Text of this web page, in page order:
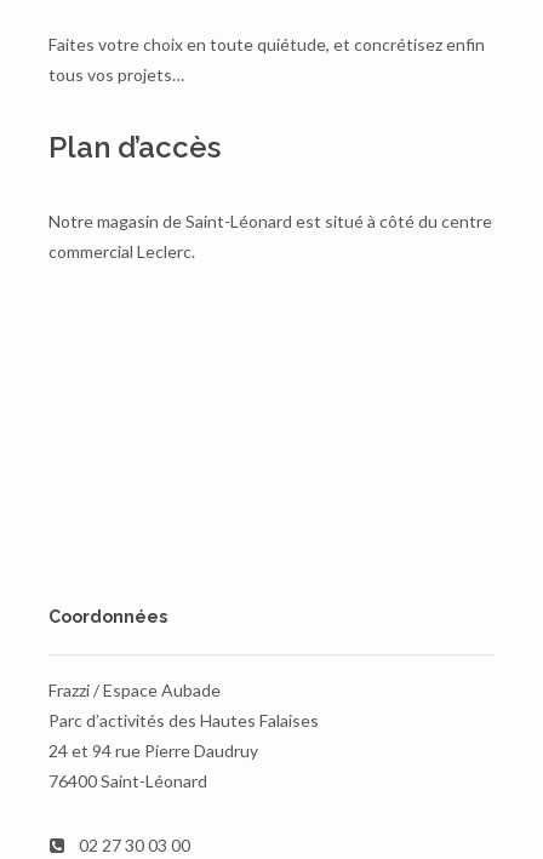
Faites votre choix en toute quiétude, et concrétisez enfin
tous vos projets…
Plan d’accès
Notre magasin de Saint-Léonard est situé à côté du centre
commercial Leclerc.
Coordonnées
Frazzi / Espace Aubade
Parc d’activités des Hautes Falaises
24 et 94 rue Pierre Daudruy
76400Saint-Léonard
02 27 30 03 00